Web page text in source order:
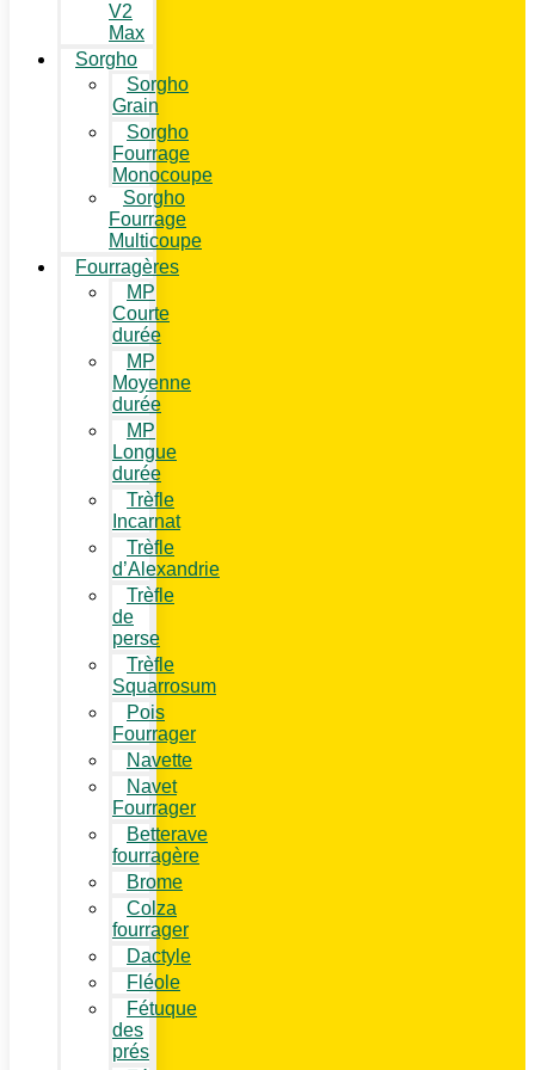
V2
Max
Sorgho
Sorgho
Grain
Sorgho
Fourrage
Monocoupe
Sorgho
Fourrage
Multicoupe
Fourragères
MP
Courte
durée
MP
Moyenne
durée
MP
Longue
durée
Trèfle
Incarnat
Trèfle
d’Alexandrie
Trèfle
de
perse
Trèfle
Squarrosum
Pois
Fourrager
Navette
Navet
Fourrager
Betterave
fourragère
Brome
Colza
fourrager
Dactyle
Fléole
Fétuque
des
prés